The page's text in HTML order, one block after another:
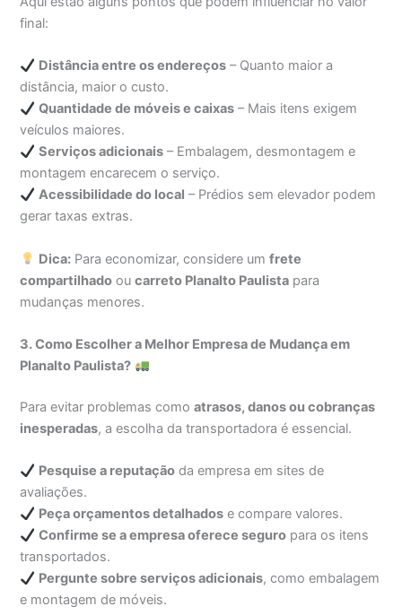
final:
Distância entre os endereços – Quanto maior a
distância, maior o custo.
Quantidade de móveis e caixas – Mais itens exigem
veículos maiores.
Serviços adicionais – Embalagem, desmontagem e
montagem encarecem o serviço.
Acessibilidade do local – Prédios sem elevador podem
gerar taxas extras.
Dica: Para economizar, considere umfrete
compartilhado oucarreto Planalto Paulista para
mudanças menores.
3. Como Escolher a Melhor Empresa de Mudança em
Planalto Paulista?
Para evitar problemas comoatrasos, danos ou cobranças
inesperadas, a escolha da transportadora é essencial.
Pesquise a reputação da empresa em sites de
avaliações.
Peça orçamentos detalhados e compare valores.
Confirme se a empresa oferece seguro para os itens
transportados.
Pergunte sobre serviços adicionais, como embalagem
e montagem de móveis.